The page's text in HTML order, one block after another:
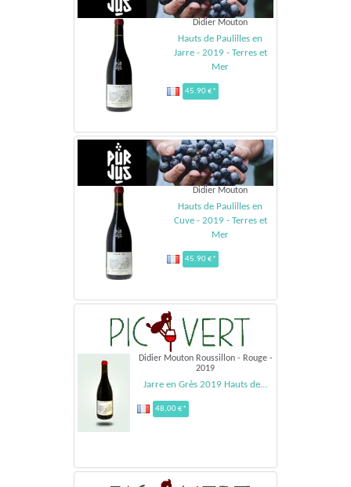
Didier Mouton
Hauts de Paulilles en
Jarre - 2019 - Terres et
Mer
45.90 €*
Didier Mouton
Hauts de Paulilles en
Cuve - 2019 - Terres et
Mer
45.90 €*
Didier Mouton Roussillon - Rouge -
2019
Jarre en Grès 2019 Hauts de...
48,00 €*